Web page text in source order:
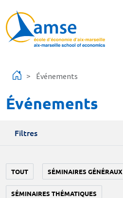
Événements
Événements
Filtres
TOUT SÉMINAIRES GÉNÉRAUX
SÉMINAIRES THÉMATIQUES